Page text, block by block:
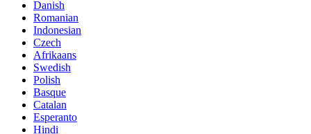
Danish
Romanian
Indonesian
Czech
Afrikaans
Swedish
Polish
Basque
Catalan
Esperanto
Hindi